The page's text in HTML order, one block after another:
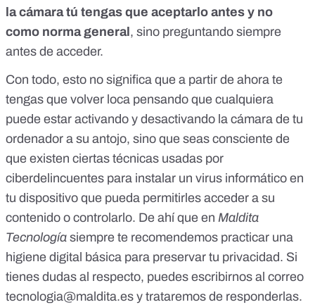
la cámara tú tengas que aceptarlo antes y no
como norma general, sino preguntando siempre
antes de acceder.
Con todo, esto no significa que a partir de ahora te
tengas que volver loca pensando que cualquiera
puede estar activando y desactivando la cámara de tu
ordenador a su antojo, sino que seas consciente de
que existen ciertas técnicas usadas por
ciberdelincuentes para instalar un virus informático en
tu dispositivo que pueda permitirles acceder a su
contenido o controlarlo. De ahí que en Maldita
Tecnología siempre te recomendemos practicar una
higiene digital básica para preservar tu privacidad. Si
tienes dudas al respecto, puedes escribirnos al correo
tecnologia@maldita.es y trataremos de responderlas.